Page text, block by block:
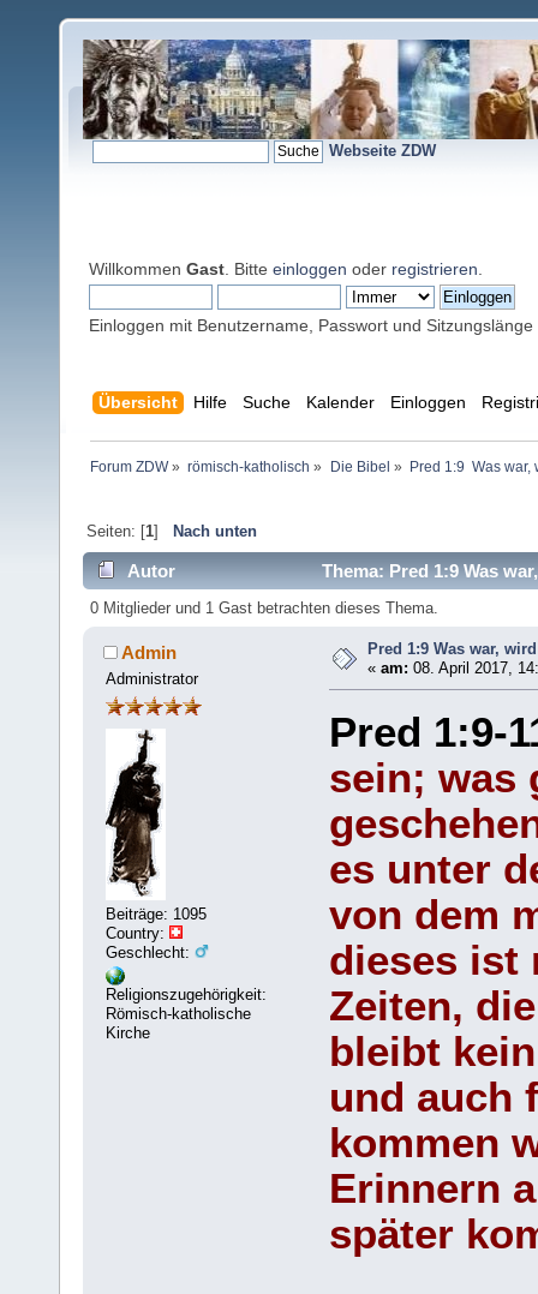
Webseite ZDW
Willkommen Gast . Bitte einloggen oder registrieren
Einloggen mit Benutzername, Passwort und Sitzungslänge
Übersicht Hilfe Suche Kalender Einloggen
Forum ZDW» römisch-katholisch » Die Bibel » Pred 1:9  Was
Seiten: [1] Nach unten
Autor Thema: Pred 1:9 Was
0 Mitglieder und 1 Gast betrachten dieses Thema.
Admin
Administrator
Beiträge: 1095
Country:
Geschlecht:
Religionszugehörigkeit:
Römisch-katholische
Kirche
Pred 1:9 Was war,
«am: 08. April 2017,
Pred 1:9-
sein; was
es unter
von dem
dieses ist
Zeiten,
bleibt
und auch
kommen
Erinnern
später